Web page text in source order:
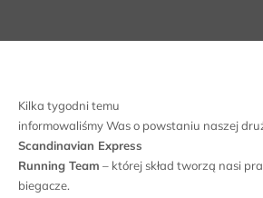
Kilka tygodni temu
informowaliśmy Was o powstaniu naszej
Scandinavian Express
Running Team – której skład tworzą nasi
biegacze.